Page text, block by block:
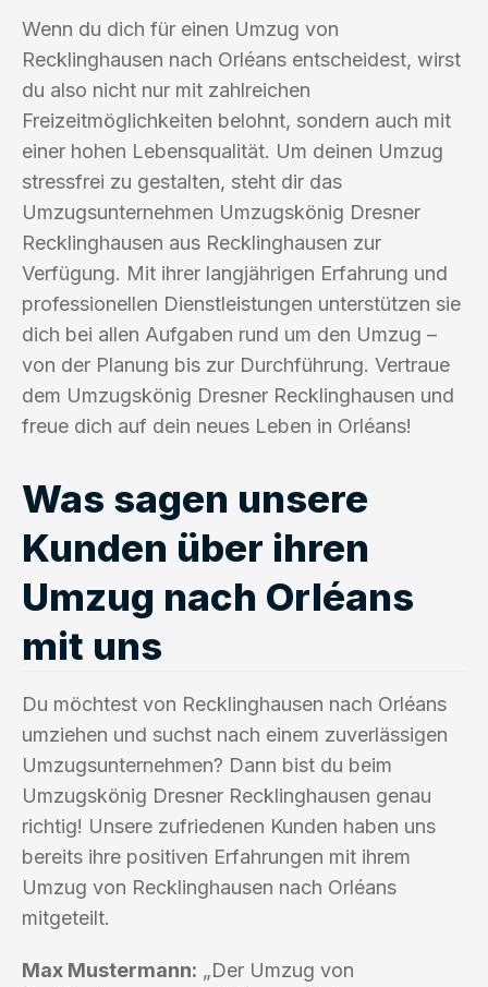
Wenn du dich für einen Umzug von
Recklinghausen nach Orléans entscheidest, wirst
du also nicht nur mit zahlreichen
Freizeitmöglichkeiten belohnt, sondern auch mit
einer hohen Lebensqualität. Um deinen Umzug
stressfrei zu gestalten, steht dir das
Umzugsunternehmen Umzugskönig Dresner
Recklinghausen aus Recklinghausen zur
Verfügung. Mit ihrer langjährigen Erfahrung und
professionellen Dienstleistungen unterstützen sie
dich bei allen Aufgaben rund um den Umzug –
von der Planung bis zur Durchführung. Vertraue
dem Umzugskönig Dresner Recklinghausen und
freue dich auf dein neues Leben in Orléans!
Was sagen unsere
Kunden über ihren
Umzug nach Orléans
mit uns
Du möchtest von Recklinghausen nach Orléans
umziehen und suchst nach einem zuverlässigen
Umzugsunternehmen? Dann bist du beim
Umzugskönig Dresner Recklinghausen genau
richtig! Unsere zufriedenen Kunden haben uns
bereits ihre positiven Erfahrungen mit ihrem
Umzug von Recklinghausen nach Orléans
mitgeteilt.
Max Mustermann: „Der Umzug von